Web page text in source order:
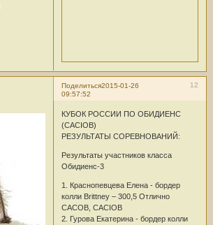
Поделиться 12
2015-01-26
09:57:52
КУБОК РОССИИ ПО ОБИДИЕНС
(CACIOB)
РЕЗУЛЬТАТЫ СОРЕВНОВАНИЙ:
Результаты участников класса
Обидиенс-3
1. Краснопевцева Елена - бордер
колли Brittney – 300,5 Отлично
CACOB, CACIOB
2. Гурова Екатерина - бордер колли